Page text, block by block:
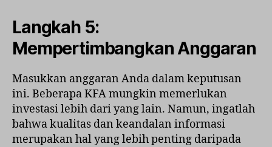
Langkah 5:
Mempertimbangkan Anggaran
Masukkan anggaran Anda dalam keputusan
ini. Beberapa KFA mungkin memerlukan
investasi lebih dari yang lain. Namun, ingatlah
bahwa kualitas dan keandalan informasi
merupakan hal yang lebih penting daripada